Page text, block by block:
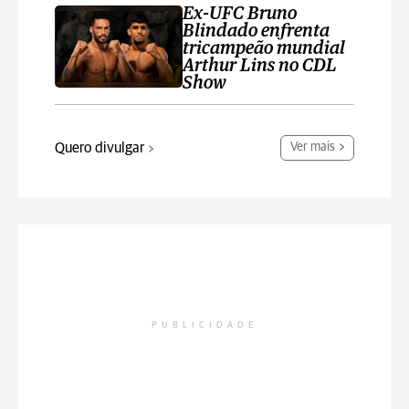
Ex-UFC Bruno
Blindado enfrenta
tricampeão mundial
Arthur Lins no CDL
Show
Quero divulgar Ver mais
PUBLICIDADE